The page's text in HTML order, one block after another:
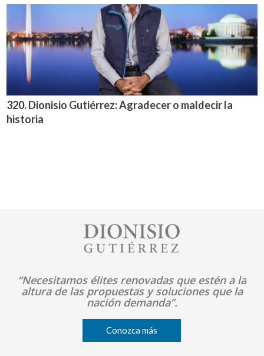
320. Dionisio Gutiérrez: Agradecer o maldecir la
historia
“Necesitamos élites renovadas que estén a la
altura de las propuestas y soluciones que la
nación demanda”.
Conozca más